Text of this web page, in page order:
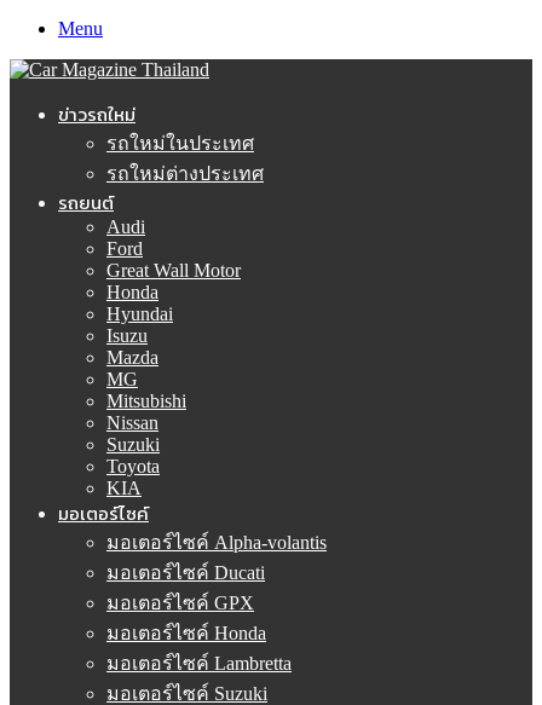
Menu
ข่าวรถใหม่
รถใหม่ในประเทศ
รถใหม่ต่างประเทศ
รถยนต์
Audi
Ford
Great Wall Motor
Honda
Hyundai
Isuzu
Mazda
MG
Mitsubishi
Nissan
Suzuki
Toyota
KIA
มอเตอร์ไซค์
มอเตอร์ไซค์ Alpha-volantis
มอเตอร์ไซค์ Ducati
มอเตอร์ไซค์ GPX
มอเตอร์ไซค์ Honda
มอเตอร์ไซค์ Lambretta
มอเตอร์ไซค์ Suzuki